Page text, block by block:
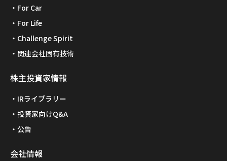
For Car
For Life
Challenge Spirit
関連会社固有技術
株主投資家情報
IRライブラリー
投資家向けQ&A
公告
会社情報